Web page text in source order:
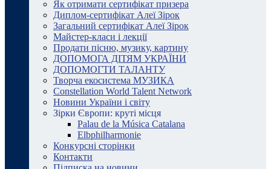
Як отримати сертифікат призера
Диплом-сертифікат Алеї Зірок
Загальний сертифікат Алеї Зірок
Майстер-класи і лекції
Продати пісню, музику, картину
ДОПОМОГА ДІТЯМ УКРАЇНИ
ДОПОМОГТИ ТАЛАНТУ
Творча екосистема МУЗИКА
Constellation World Talent Network
Новини України і світу
Зірки Європи: круті місця
Palau de la Música Catalana
Elbphilharmonie
Конкурсні сторінки
Контакти